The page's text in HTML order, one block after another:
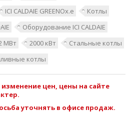
ICI CALDAIE GREENOx.e
Котлы
Оборудование ICI CALDAIE
МВт 2000 кВт
Стальные котлы
котлы
изменение цен, цены на сайте
уточнять в офисе продаж.